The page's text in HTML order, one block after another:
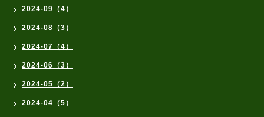
2024-09（4）
2024-08（3）
2024-07（4）
2024-06（3）
2024-05（2）
2024-04（5）